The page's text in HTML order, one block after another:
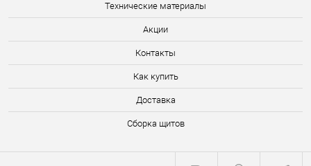
Технические материалы
Акции
Контакты
Как купить
Доставка
Сборка щитов